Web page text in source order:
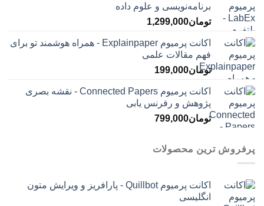
برنامه‌نویسی و علوم داده
تومان1,299,000
اکانت پرمیوم Explainpaper - همراه هوشمند تو برای
فهم مقالات علمی
تومان199,000
اکانت پرمیوم Connected Papers - نقشه بصری
پژوهش و رفرنس یابی
تومان799,000
پرفروش ترین محصولات
اکانت پرمیوم Quillbot - پارافریز و ویرایش متون
انگلیسی